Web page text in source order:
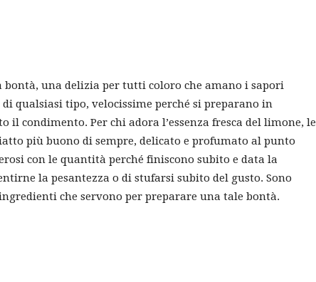
bontà, una delizia per tutti coloro che amano i sapori
qualsiasi tipo, velocissime perché si preparano in
il condimento. Per chi adora l’essenza fresca del limone, le
più buono di sempre, delicato e profumato al punto
con le quantità perché finiscono subito e data la
la pesantezza o di stufarsi subito del gusto. Sono
che servono per preparare una tale bontà.